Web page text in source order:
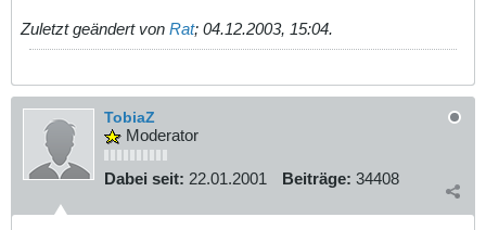
Zuletzt geändert von Rat; 04.12.2003, 15:04.
TobiaZ
Moderator
Dabei seit: 22.01.2001 Beiträge: 34408